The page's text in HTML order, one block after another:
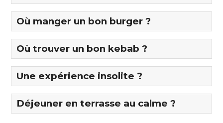
Où manger un bon burger ?
Où trouver un bon kebab ?
Une expérience insolite ?
Déjeuner en terrasse au calme ?